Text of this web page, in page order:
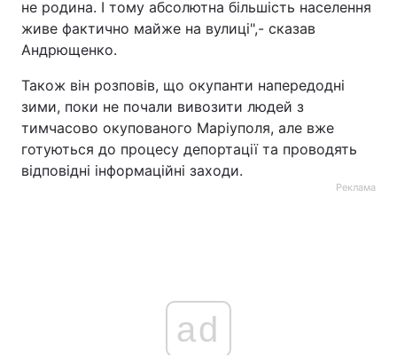
не родина. І тому абсолютна більшість населення
живе фактично майже на вулиці",- сказав
Андрющенко.
Також він розповів, що окупанти напередодні
зими, поки не почали вивозити людей з
тимчасово окупованого Маріуполя, але вже
готуються до процесу депортації та проводять
відповідні інформаційні заходи.
Реклама
ad